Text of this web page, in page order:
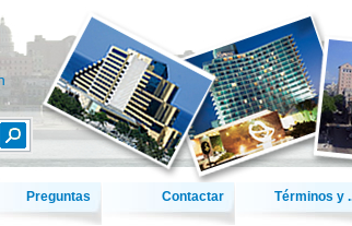
Preguntas Contactar Términos y